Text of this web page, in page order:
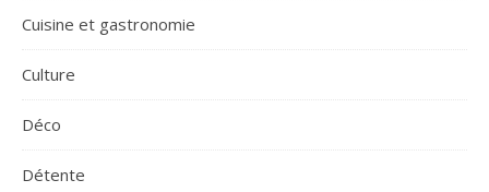
Cuisine et gastronomie
Culture
Déco
Détente